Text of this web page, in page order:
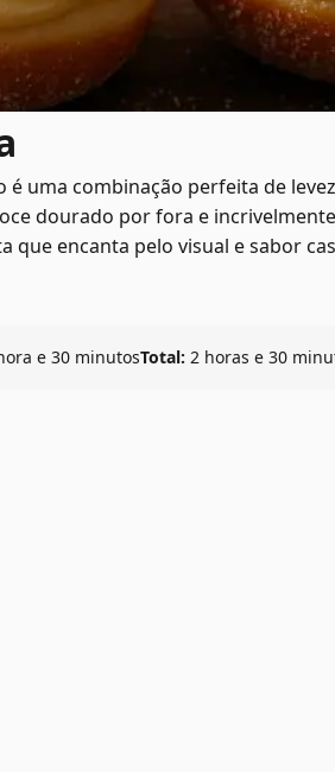
uma combinação perfeita de
dourado por fora e
que encanta pelo visual e sabor
e 30 minutosTotal: 2 horas e 30